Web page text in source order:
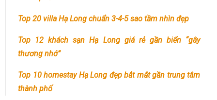
Top 20 villa Hạ Long chuẩn 3-4-5 sao tầm nhìn đẹp
Top 12 khách sạn Hạ Long giá rẻ gần biển “gây
thương nhớ”
Top 10 homestay Hạ Long đẹp bắt mắt gần trung tâm
thành phố